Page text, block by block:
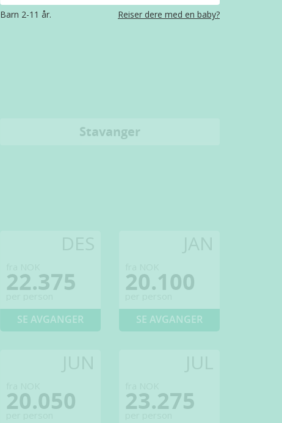
Barn 2-11 år. Reiser dere med en baby?
Stavanger
22.375
SE AVGANGER
20.100
SE AVGANGER
20.050 23.275